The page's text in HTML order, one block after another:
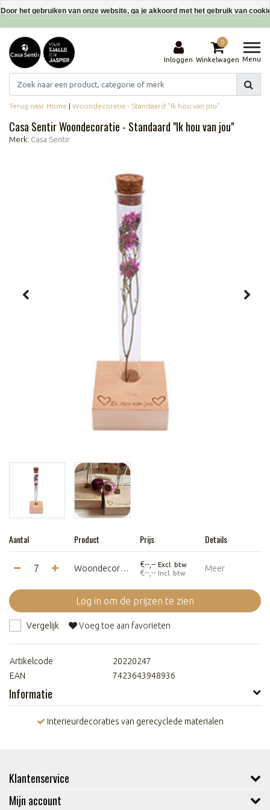
Interieurdecoraties van gerecyclede materialen
Inloggen
0
Winkelwagen Menu
Terug naar Home | Woondecoratie - Standaard "Ik hou van jou"
Casa Sentir Woondecoratie - Standaard "Ik hou van jou"
Merk: Casa Sentir
Aantal Product Prijs Details
Woondecoratie - Standaard "Ik hou van jou" €--,-- Excl. btw
€--,-- Incl. btw Meer
Log in om de prijzen te zien
Vergelijk Voeg toe aan favorieten
Artikelcode
20220247
EAN
7423643948936
Informatie
Interieurdecoraties van gerecyclede materialen
Klantenservice
Mijn account
Door het gebruiken van onze website, ga je akkoord met het gebruik van